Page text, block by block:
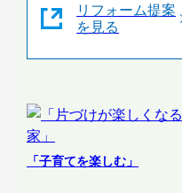
リフォーム提案
を見る
「子育てを楽しむ」